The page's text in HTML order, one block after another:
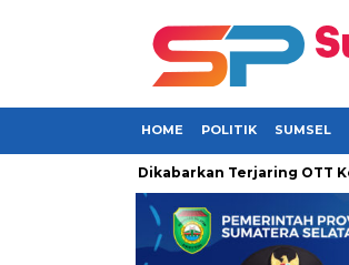
HOME POLITIK SUMSEL
di Sumsel Dikabarkan Terjaring OTT Kejati